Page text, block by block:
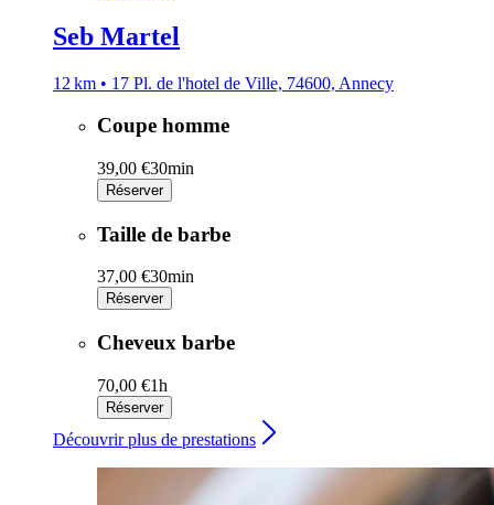
Seb Martel
12 km • 17 Pl. de l'hotel de Ville, 74600, Annecy
Coupe homme
39,00 €30min
Réserver
Taille de barbe
37,00 €30min
Réserver
Cheveux barbe
70,00 €1h
Réserver
Découvrir plus de prestations